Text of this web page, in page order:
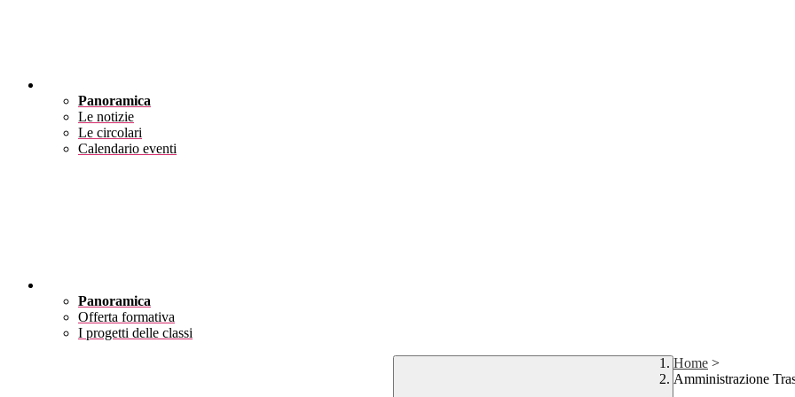
Panoramica
Le notizie
Le circolari
Calendario eventi
Panoramica
Offerta formativa
I progetti delle classi
Home >
Amministrazione